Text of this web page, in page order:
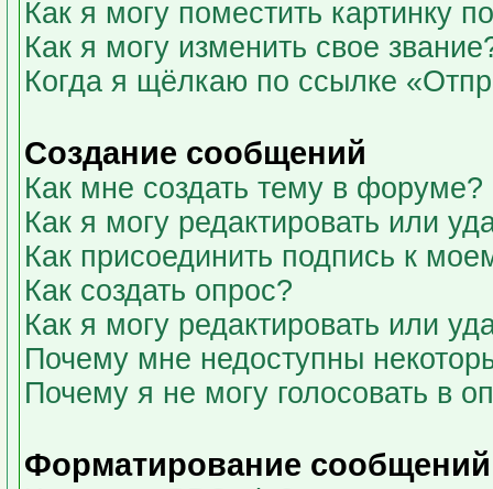
Как я могу поместить картинку
Как я могу изменить свое
Когда я щёлкаю по ссылке
Создание сообщений
Как мне создать тему в форуме?
Как я могу редактировать или
Как присоединить подпись к
Как создать опрос?
Как я могу редактировать или
Почему мне недоступны
Почему я не могу голосовать в
Форматирование